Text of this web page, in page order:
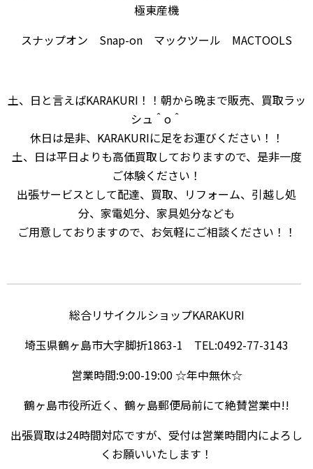
極東産機
スナップオン Snap-on マックツール MACTOOLS
土、日と言えばKARAKURI！！朝から晩まで販売、買取ラッ
シュ＾o＾
休日は是非、KARAKURIに足をお運びください！！
土、日は平日よりも高価買取しておりますので、是非一度
ご体験ください！
出張サービスとして配達、買取、リフォーム、引越し処
分、家電処分、家具処分なども
ご用意しておりますので、お気軽にご相談ください！！
総合リサイクルショップKARAKURI
埼玉県鶴ヶ島市大字脚折1863-1 TEL:0492-77-3143
営業時間:9:00-19:00 ☆年中無休☆
鶴ヶ島市役所近く、鶴ヶ島郵便局前にて絶賛営業中!!
出張買取は24時間対応ですが、受付は営業時間内によろし
くお願いいたします！